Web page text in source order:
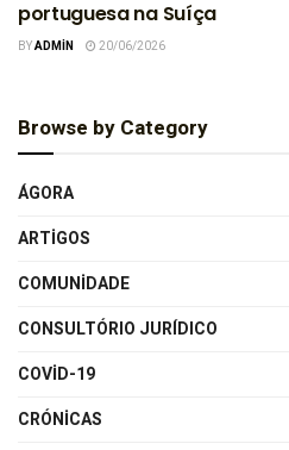
portuguesa na Suíça
BYADMIN 20/06/2026
Browse by Category
ÁGORA
ARTIGOS
COMUNIDADE
CONSULTÓRIO JURÍDICO
COVID-19
CRÓNICAS